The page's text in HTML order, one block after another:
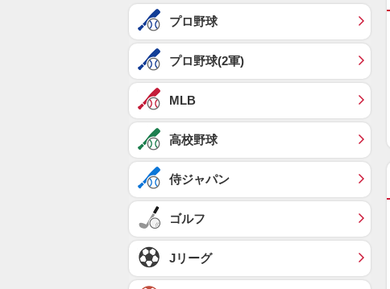
プロ野球
プロ野球(2軍)
MLB
高校野球
侍ジャパン
ゴルフ
Jリーグ